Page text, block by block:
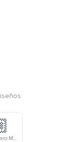
Tono De Piel Claro Medio Mujer Y Hombre Tomados De La Mano